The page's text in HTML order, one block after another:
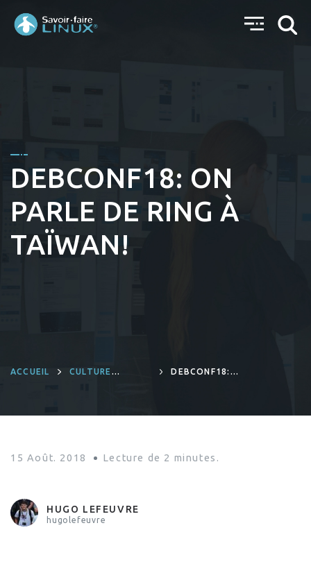
DEBCONF18: ON
PARLE DE RING À
TAÏWAN!
ACCUEIL
CULTURE
DEBCONF18:
15 Août. 2018 Lecture de 2 minutes.
HUGO LEFEUVRE
hugolefeuvre